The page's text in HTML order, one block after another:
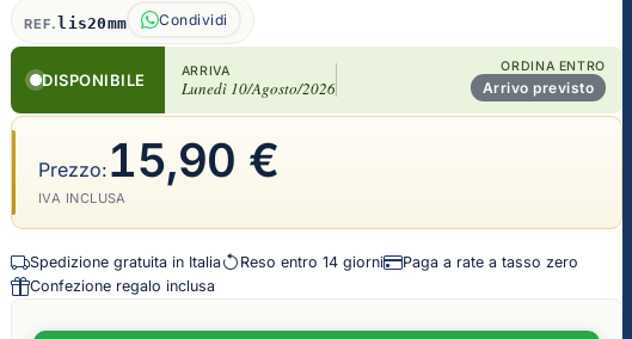
REF. lis20mm Condividi
DISPONIBILE ARRIVA
Lunedì 10/Agosto/2026
ORDINA ENTRO
Arrivo previsto
Prezzo: 15,90 €
IVA INCLUSA
Spedizione gratuita in Italia Reso entro 14 giorni
Paga a rate a tasso zero
Confezione regalo inclusa